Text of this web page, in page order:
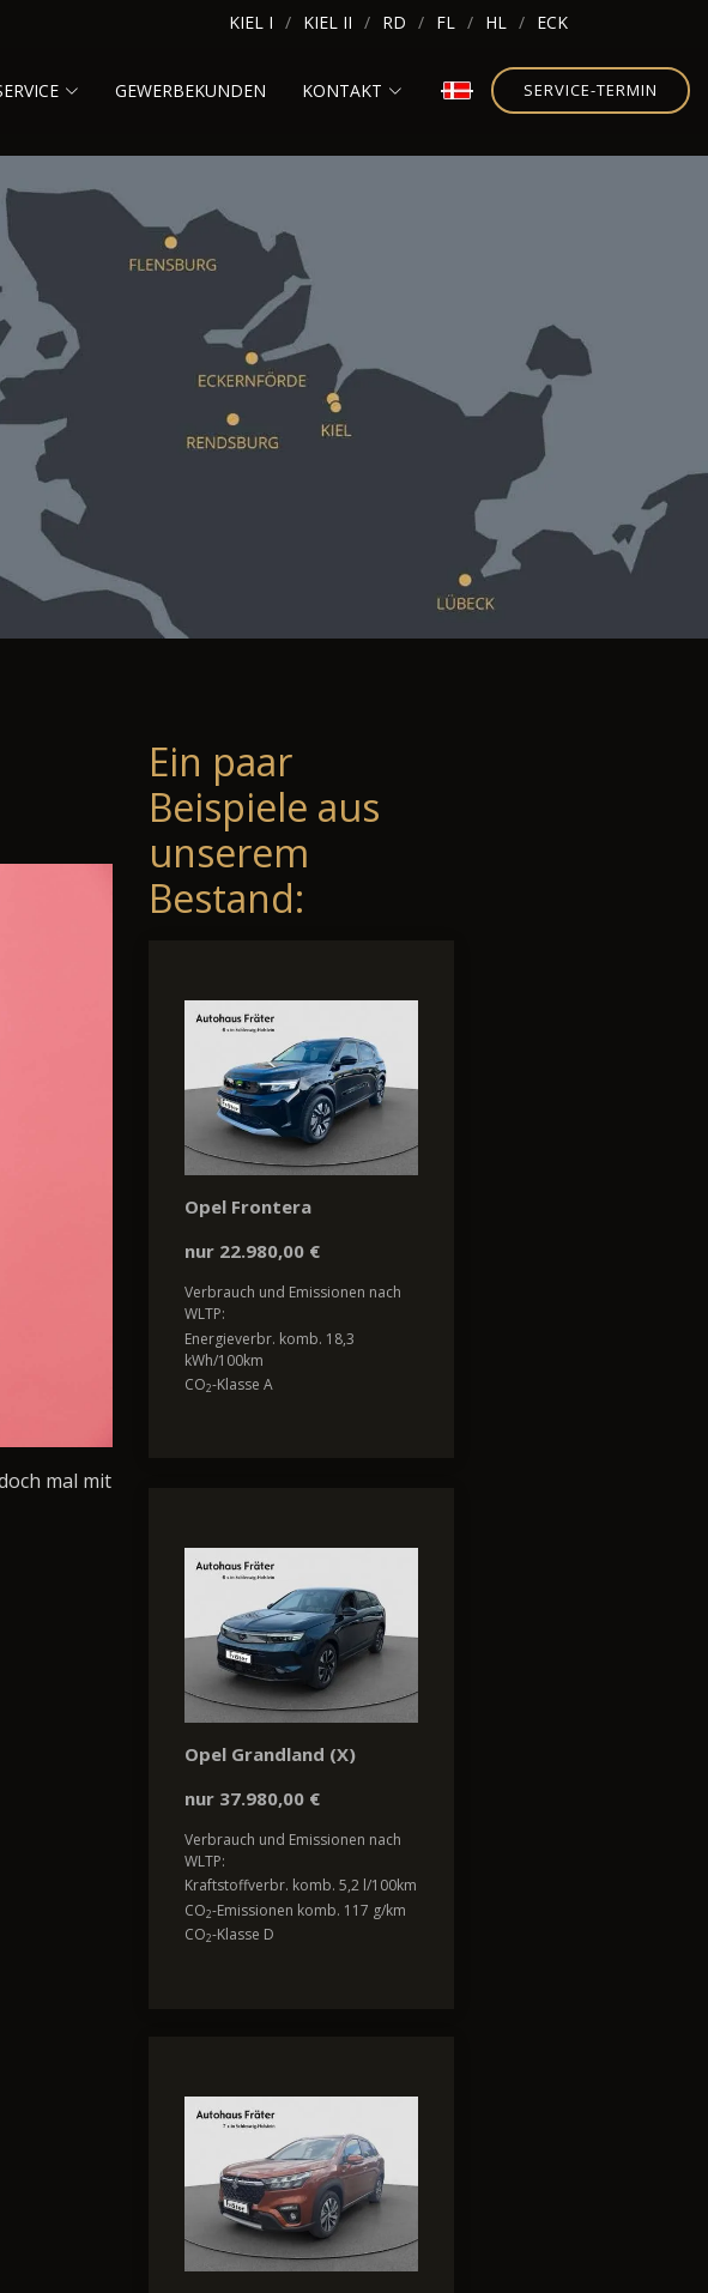
KIEL I KIEL II RD FL HL ECK
GEWERBEKUNDEN KONTAKT SERVICE-TERMIN
mal mit
Ein paar
Beispiele aus
unserem
Bestand:
Opel Frontera
nur 22.980,00 €
Verbrauch und Emissionen nach
WLTP:
Energieverbr. komb. 18,3
kWh/100km
CO2-Klasse A
Opel Grandland (X)
nur 37.980,00 €
Verbrauch und Emissionen nach
WLTP:
Kraftstoffverbr. komb. 5,2 l/100km
CO2-Emissionen komb. 117 g/km
CO2-Klasse D